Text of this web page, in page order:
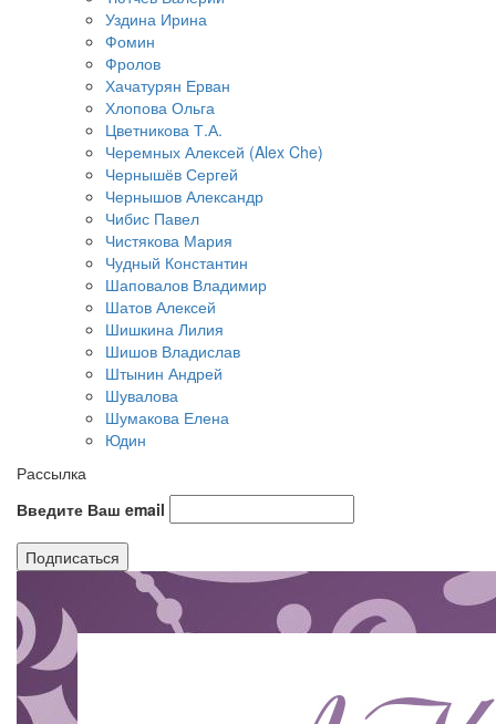
Уздина Ирина
Фомин
Фролов
Хачатурян Ерван
Хлопова Ольга
Цветникова Т.А.
Черемных Алексей (Alex Che)
Чернышёв Сергей
Чернышов Александр
Чибис Павел
Чистякова Мария
Чудный Константин
Шаповалов Владимир
Шатов Алексей
Шишкина Лилия
Шишов Владислав
Штынин Андрей
Шувалова
Шумакова Елена
Юдин
Рассылка
Введите Ваш email